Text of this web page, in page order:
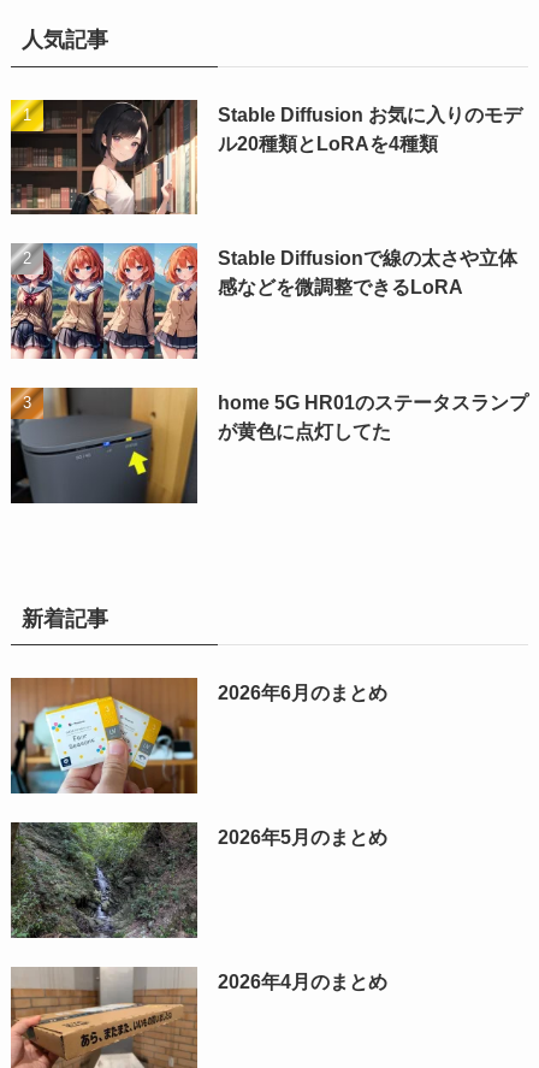
人気記事
Stable Diffusion お気に入りのモデ
ル20種類とLoRAを4種類
Stable Diffusionで線の太さや立体
感などを微調整できるLoRA
home 5G HR01のステータスランプ
が黄色に点灯してた
新着記事
2026年6月のまとめ
2026年5月のまとめ
2026年4月のまとめ